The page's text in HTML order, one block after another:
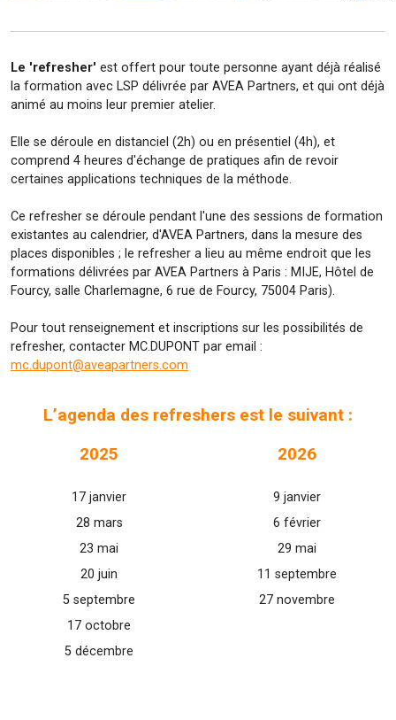
Le 'refresher' est offert pour toute personne ayant déjà réalisé
la formation avec LSP délivrée par AVEA Partners, et qui ont déjà
animé au moins leur premier atelier.
Elle se déroule en distanciel (2h) ou en présentiel (4h), et
comprend 4 heures d'échange de pratiques afin de revoir
certaines applications techniques de la méthode.
Ce refresher se déroule pendant l'une des sessions de formation
existantes au calendrier, d'AVEA Partners, dans la mesure des
places disponibles ; le refresher a lieu au même endroit que les
formations délivrées par AVEA Partners à Paris : MIJE, Hôtel de
Fourcy, salle Charlemagne, 6 rue de Fourcy, 75004 Paris).
Pour tout renseignement et inscriptions sur les possibilités de
refresher, contacter MC.DUPONT par email :
mc.dupont@aveapartners.com
L’agenda des refreshers est le suivant :
2025
2026
17 janvier
28 mars
23 mai
20 juin
5 septembre
17 octobre
5 décembre
9 janvier
6 février
29 mai
11 septembre
27 novembre